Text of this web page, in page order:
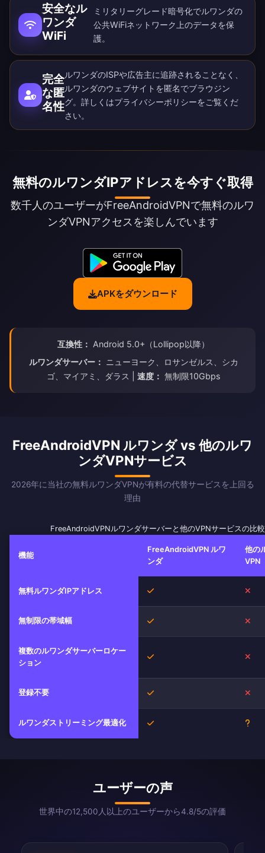
安全なル
ワンダ
WiFi
ミリタリーグレード暗号化でルワンダの
公共WiFiネットワーク上のデータを保
護。
完全
な匿
名性
ルワンダのISPや広告主に追跡されることなく、
ルワンダのウェブサイトを匿名でブラウジン
グ。詳しくはプライバシーポリシーをご覧くだ
さい。
無料のルワンダIPアドレスを今すぐ取得
数千人のユーザーがFreeAndroidVPNで無料のルワ
ンダVPNアクセスを楽しんでいます
APKをダウンロード
互換性： Android 5.0+（Lollipop以降）
ルワンダサーバー：
ニューヨーク、ロサンゼルス、シカ
ゴ、マイアミ、ダラス | 速度： 無制限10Gbps
FreeAndroidVPN ルワンダ vs 他のルワ
ンダVPNサービス
2026年に当社の無料ルワンダVPNが有料の代替サービスを上回る
理由
FreeAndroidVPNルワンダサーバーと他のVPNサービスの比較
機能
FreeAndroidVPN ルワ
ンダ
他の
VPN
無料ルワンダIPアドレス はい
無制限の帯域幅 はい
複数のルワンダサーバーロケー
ション
はい
登録不要 はい
ルワンダストリーミング最適化 はい
ユーザーの声
世界中の12,500人以上のユーザーから4.8/5の評価